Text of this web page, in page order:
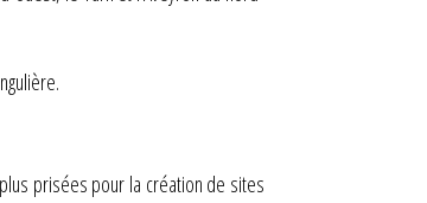
prisées pour la création de sites